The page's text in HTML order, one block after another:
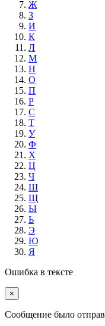
Ж
З
И
К
Л
М
Н
О
П
Р
С
Т
У
Ф
Х
Ц
Ч
Ш
Щ
Ы
Ь
Э
Ю
Я
Ошибка в тексте
×
Cообщение было